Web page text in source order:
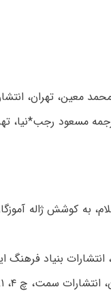
مسعود رجب*نیا،